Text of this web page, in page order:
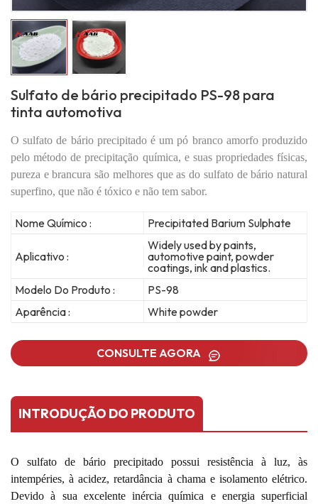
Sulfato de bário precipitado PS-98 para
tinta automotiva
O sulfato de bário precipitado é um pó branco amorfo produzido
pelo método de precipitação química, e suas propriedades físicas,
pureza e brancura são melhores que as do sulfato de bário natural
superfino, que não é tóxico e não tem sabor.
Nome Químico : Precipitated Barium Sulphate
Aplicativo :
Widely used by paints,
automotive paint, powder
coatings, ink and plastics.
Modelo Do Produto :
PS-98
Aparência :
White powder
CONSULTE AGORA
INTRODUÇÃO DO PRODUTO
O sulfato de bário precipitado possui resistência à luz, às
intempéries, à acidez, retardância à chama e isolamento elétrico.
Devido à sua excelente inércia química e energia superficial